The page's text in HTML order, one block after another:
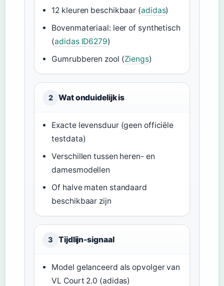
12 kleuren beschikbaar (adidas)
Bovenmateriaal: leer of synthetisch
(adidas ID6279)
Gumrubberen zool (Ziengs)
2 Wat onduidelijk is
Exacte levensduur (geen officiële
testdata)
Verschillen tussen heren- en
damesmodellen
Of halve maten standaard
beschikbaar zijn
3 Tijdlijn-signaal
Model gelanceerd als opvolger van
VL Court 2.0 (adidas)